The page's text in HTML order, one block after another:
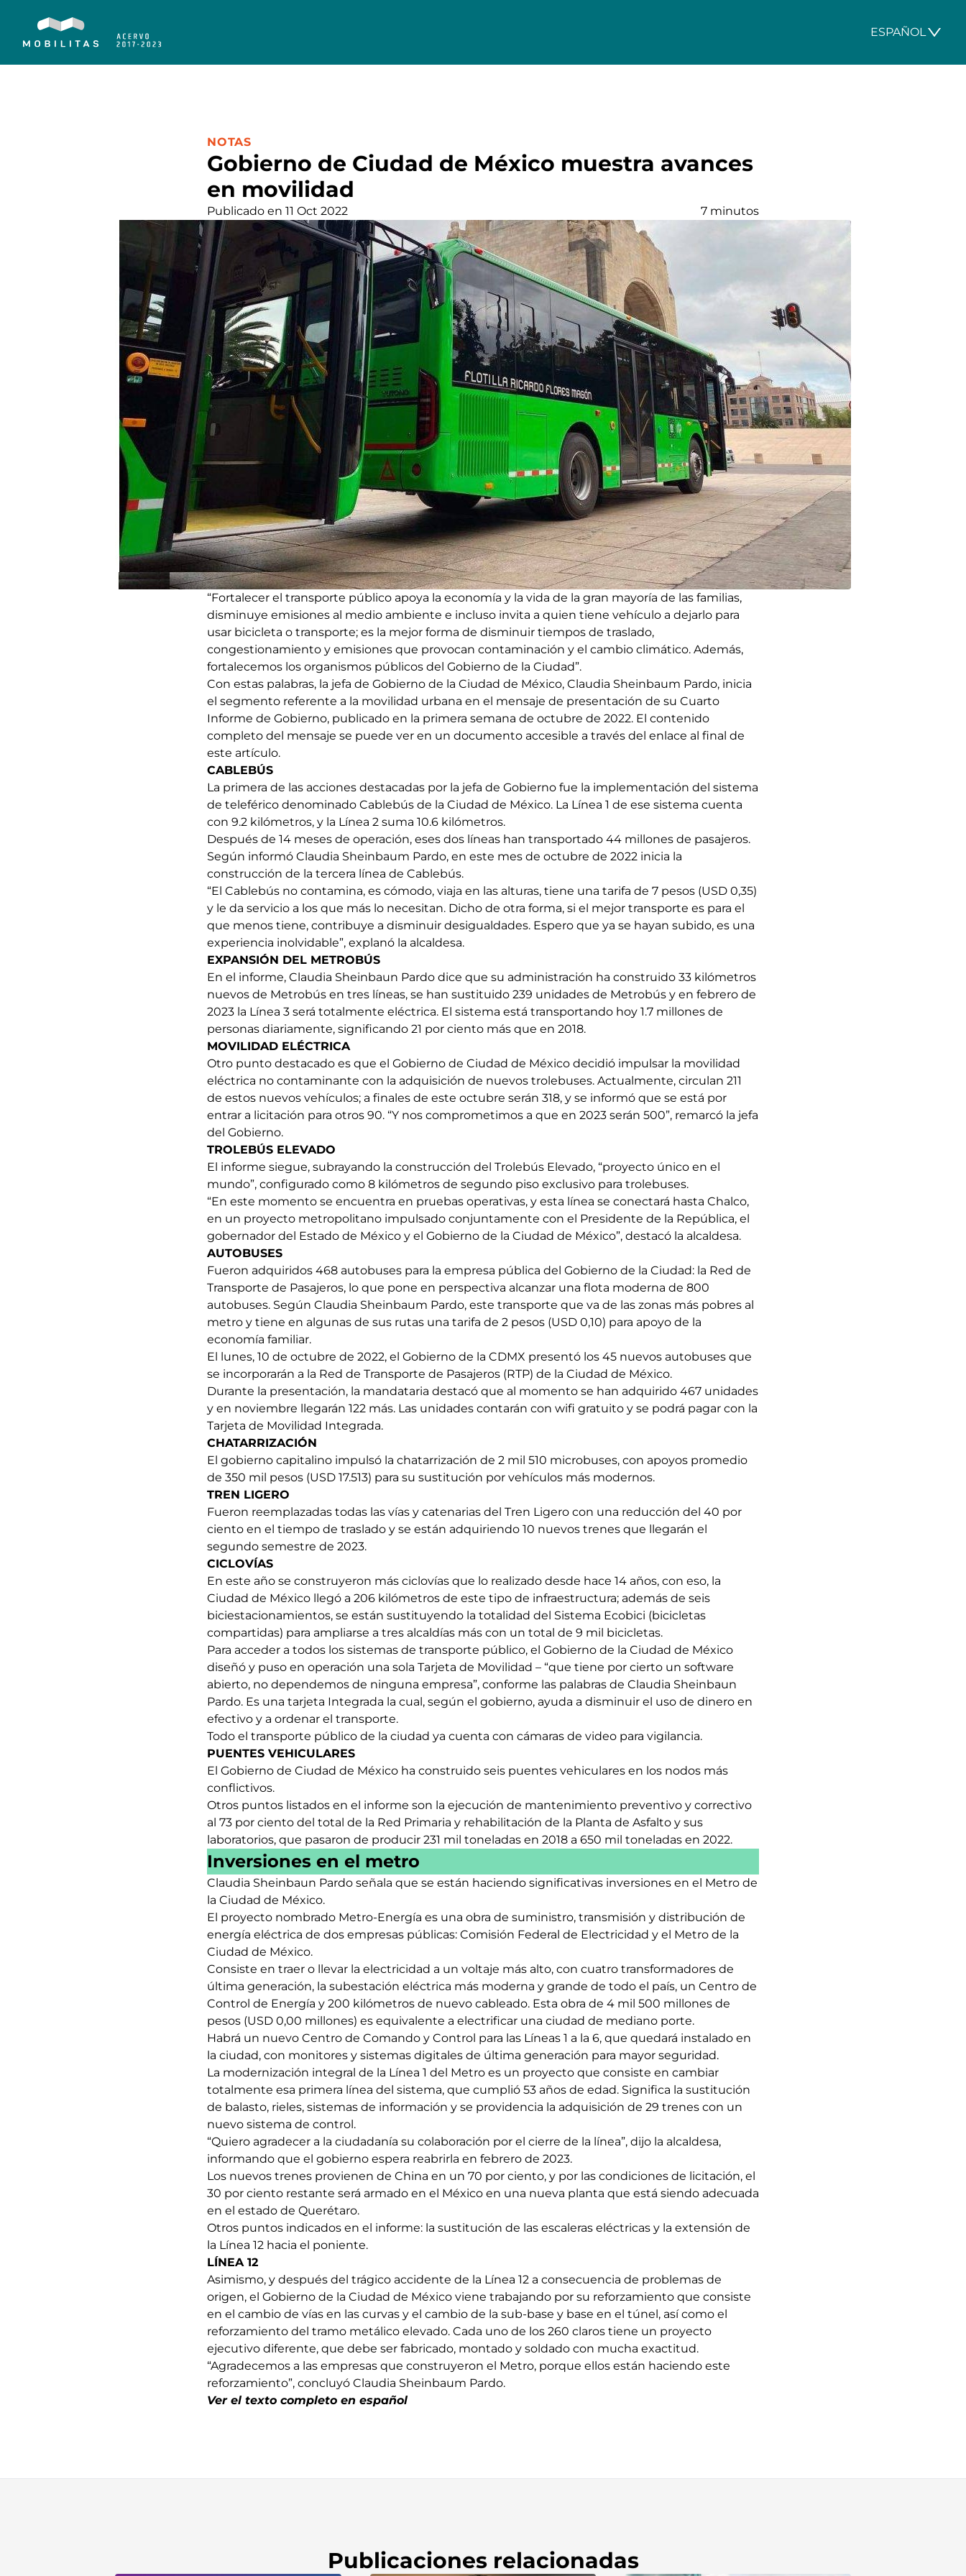
ESPAÑOL
Gobierno de Ciudad de México muestra avances
en movilidad
CATEGORÍA:
NOTAS
Publicado en 11 Oct 2022 7 minutos
“Fortalecer el transporte público apoya la economía y la vida de la gran mayoría de las familias,
disminuye emisiones al medio ambiente e incluso invita a quien tiene vehículo a dejarlo para
usar bicicleta o transporte; es la mejor forma de disminuir tiempos de traslado,
congestionamiento y emisiones que provocan contaminación y el cambio climático. Además,
fortalecemos los organismos públicos del Gobierno de la Ciudad”.
Con estas palabras, la jefa de Gobierno de la Ciudad de México, Claudia Sheinbaum Pardo, inicia
el segmento referente a la movilidad urbana en el mensaje de presentación de su Cuarto
Informe de Gobierno, publicado en la primera semana de octubre de 2022. El contenido
completo del mensaje se puede ver en un documento accesible a través del enlace al final de
este artículo.
CABLEBÚS
La primera de las acciones destacadas por la jefa de Gobierno fue la implementación del sistema
de teleférico denominado Cablebús de la Ciudad de México. La Línea 1 de ese sistema cuenta
con 9.2 kilómetros, y la Línea 2 suma 10.6 kilómetros.
Después de 14 meses de operación, eses dos líneas han transportado 44 millones de pasajeros.
Según informó Claudia Sheinbaum Pardo, en este mes de octubre de 2022 inicia la
construcción de la tercera línea de Cablebús.
“El Cablebús no contamina, es cómodo, viaja en las alturas, tiene una tarifa de 7 pesos (USD 0,35)
y le da servicio a los que más lo necesitan. Dicho de otra forma, si el mejor transporte es para el
que menos tiene, contribuye a disminuir desigualdades. Espero que ya se hayan subido, es una
experiencia inolvidable”, explanó la alcaldesa.
EXPANSIÓN DEL METROBÚS
En el informe, Claudia Sheinbaun Pardo dice que su administración ha construido 33 kilómetros
nuevos de Metrobús en tres líneas, se han sustituido 239 unidades de Metrobús y en febrero de
2023 la Línea 3 será totalmente eléctrica. El sistema está transportando hoy 1.7 millones de
personas diariamente, significando 21 por ciento más que en 2018.
MOVILIDAD ELÉCTRICA
Otro punto destacado es que el Gobierno de Ciudad de México decidió impulsar la movilidad
eléctrica no contaminante con la adquisición de nuevos trolebuses. Actualmente, circulan 211
de estos nuevos vehículos; a finales de este octubre serán 318, y se informó que se está por
entrar a licitación para otros 90. “Y nos comprometimos a que en 2023 serán 500”, remarcó la jefa
del Gobierno.
TROLEBÚS ELEVADO
El informe siegue, subrayando la construcción del Trolebús Elevado, “proyecto único en el
mundo”, configurado como 8 kilómetros de segundo piso exclusivo para trolebuses.
“En este momento se encuentra en pruebas operativas, y esta línea se conectará hasta Chalco,
en un proyecto metropolitano impulsado conjuntamente con el Presidente de la República, el
gobernador del Estado de México y el Gobierno de la Ciudad de México”, destacó la alcaldesa.
AUTOBUSES
Fueron adquiridos 468 autobuses para la empresa pública del Gobierno de la Ciudad: la Red de
Transporte de Pasajeros, lo que pone en perspectiva alcanzar una flota moderna de 800
autobuses. Según Claudia Sheinbaum Pardo, este transporte que va de las zonas más pobres al
metro y tiene en algunas de sus rutas una tarifa de 2 pesos (USD 0,10) para apoyo de la
economía familiar.
El lunes, 10 de octubre de 2022, el Gobierno de la CDMX presentó los 45 nuevos autobuses que
se incorporarán a la Red de Transporte de Pasajeros (RTP) de la Ciudad de México.
Durante la presentación, la mandataria destacó que al momento se han adquirido 467 unidades
y en noviembre llegarán 122 más. Las unidades contarán con wifi gratuito y se podrá pagar con la
Tarjeta de Movilidad Integrada.
CHATARRIZACIÓN
El gobierno capitalino impulsó la chatarrización de 2 mil 510 microbuses, con apoyos promedio
de 350 mil pesos (USD 17.513) para su sustitución por vehículos más modernos.
TREN LIGERO
Fueron reemplazadas todas las vías y catenarias del Tren Ligero con una reducción del 40 por
ciento en el tiempo de traslado y se están adquiriendo 10 nuevos trenes que llegarán el
segundo semestre de 2023.
CICLOVÍAS
En este año se construyeron más ciclovías que lo realizado desde hace 14 años, con eso, la
Ciudad de México llegó a 206 kilómetros de este tipo de infraestructura; además de seis
biciestacionamientos, se están sustituyendo la totalidad del Sistema Ecobici (bicicletas
compartidas) para ampliarse a tres alcaldías más con un total de 9 mil bicicletas.
Para acceder a todos los sistemas de transporte público, el Gobierno de la Ciudad de México
diseñó y puso en operación una sola Tarjeta de Movilidad – “que tiene por cierto un software
abierto, no dependemos de ninguna empresa”, conforme las palabras de Claudia Sheinbaun
Pardo. Es una tarjeta Integrada la cual, según el gobierno, ayuda a disminuir el uso de dinero en
efectivo y a ordenar el transporte.
Todo el transporte público de la ciudad ya cuenta con cámaras de video para vigilancia.
PUENTES VEHICULARES
El Gobierno de Ciudad de México ha construido seis puentes vehiculares en los nodos más
conflictivos.
Otros puntos listados en el informe son la ejecución de mantenimiento preventivo y correctivo
al 73 por ciento del total de la Red Primaria y rehabilitación de la Planta de Asfalto y sus
laboratorios, que pasaron de producir 231 mil toneladas en 2018 a 650 mil toneladas en 2022.
Inversiones en el metro
Claudia Sheinbaun Pardo señala que se están haciendo significativas inversiones en el Metro de
la Ciudad de México.
El proyecto nombrado Metro-Energía es una obra de suministro, transmisión y distribución de
energía eléctrica de dos empresas públicas: Comisión Federal de Electricidad y el Metro de la
Ciudad de México.
Consiste en traer o llevar la electricidad a un voltaje más alto, con cuatro transformadores de
última generación, la subestación eléctrica más moderna y grande de todo el país, un Centro de
Control de Energía y 200 kilómetros de nuevo cableado. Esta obra de 4 mil 500 millones de
pesos (USD 0,00 millones) es equivalente a electrificar una ciudad de mediano porte.
Habrá un nuevo Centro de Comando y Control para las Líneas 1 a la 6, que quedará instalado en
la ciudad, con monitores y sistemas digitales de última generación para mayor seguridad.
La modernización integral de la Línea 1 del Metro es un proyecto que consiste en cambiar
totalmente esa primera línea del sistema, que cumplió 53 años de edad. Significa la sustitución
de balasto, rieles, sistemas de información y se providencia la adquisición de 29 trenes con un
nuevo sistema de control.
“Quiero agradecer a la ciudadanía su colaboración por el cierre de la línea”, dijo la alcaldesa,
informando que el gobierno espera reabrirla en febrero de 2023.
Los nuevos trenes provienen de China en un 70 por ciento, y por las condiciones de licitación, el
30 por ciento restante será armado en el México en una nueva planta que está siendo adecuada
en el estado de Querétaro.
Otros puntos indicados en el informe: la sustitución de las escaleras eléctricas y la extensión de
la Línea 12 hacia el poniente.
LÍNEA 12
Asimismo, y después del trágico accidente de la Línea 12 a consecuencia de problemas de
origen, el Gobierno de la Ciudad de México viene trabajando por su reforzamiento que consiste
en el cambio de vías en las curvas y el cambio de la sub-base y base en el túnel, así como el
reforzamiento del tramo metálico elevado. Cada uno de los 260 claros tiene un proyecto
ejecutivo diferente, que debe ser fabricado, montado y soldado con mucha exactitud.
“Agradecemos a las empresas que construyeron el Metro, porque ellos están haciendo este
reforzamiento”, concluyó Claudia Sheinbaum Pardo.
Ver el texto completo en español
Publicaciones relacionadas